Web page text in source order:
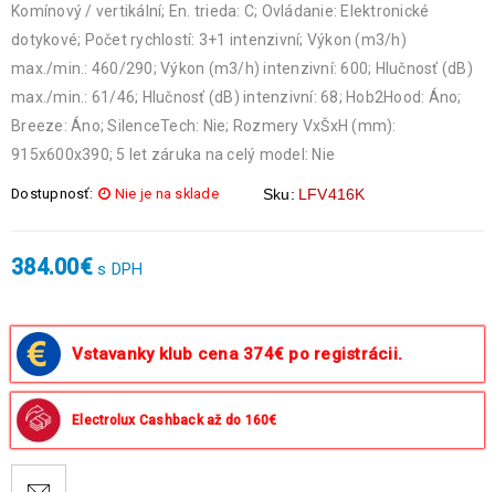
Komínový / vertikální; En. trieda: C; Ovládanie: Elektronické
dotykové; Počet rychlostí: 3+1 intenzivní; Výkon (m3/h)
max./min.: 460/290; Výkon (m3/h) intenzivní: 600; Hlučnosť (dB)
max./min.: 61/46; Hlučnosť (dB) intenzivní: 68; Hob2Hood: Áno;
Breeze: Áno; SilenceTech: Nie; Rozmery VxŠxH (mm):
915x600x390; 5 let záruka na celý model: Nie
Dostupnosť: Nie je na sklade Sku: LFV416K
384.00€ s DPH
Vstavanky klub cena 374€ po registrácii.
Electrolux Cashback až do 160€